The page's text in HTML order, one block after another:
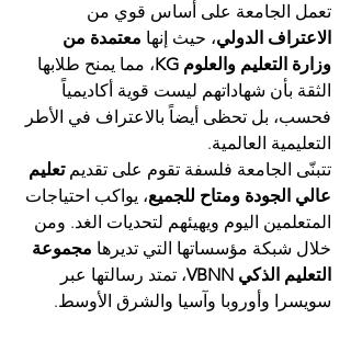
تعمل الجامعة على أساس قوي من
الاعتراف الدولي، حيث إنها معتمدة من
وزارة التعليم والعلوم KG
، مما يمنح طلابها
الثقة بأن شهاداتهم ليست قوية أكاديمياً
فحسب، بل تحظى أيضاً بالاعتراف في الأطر
التعليمية العالمية.
تتبنّى الجامعة فلسفة تقوم على تقديم تعليم
عالي الجودة ومتاح للجميع، يواكب احتياجات
المتعلمين اليوم ويهيئهم لتحديات الغد. ومن
خلال شبكة مؤسساتها التي تديرها مجموعة
التعليم الذكي VBNN
، تمتد رسالتها عبر
سويسرا وأوروبا وآسيا والشرق الأوسط.